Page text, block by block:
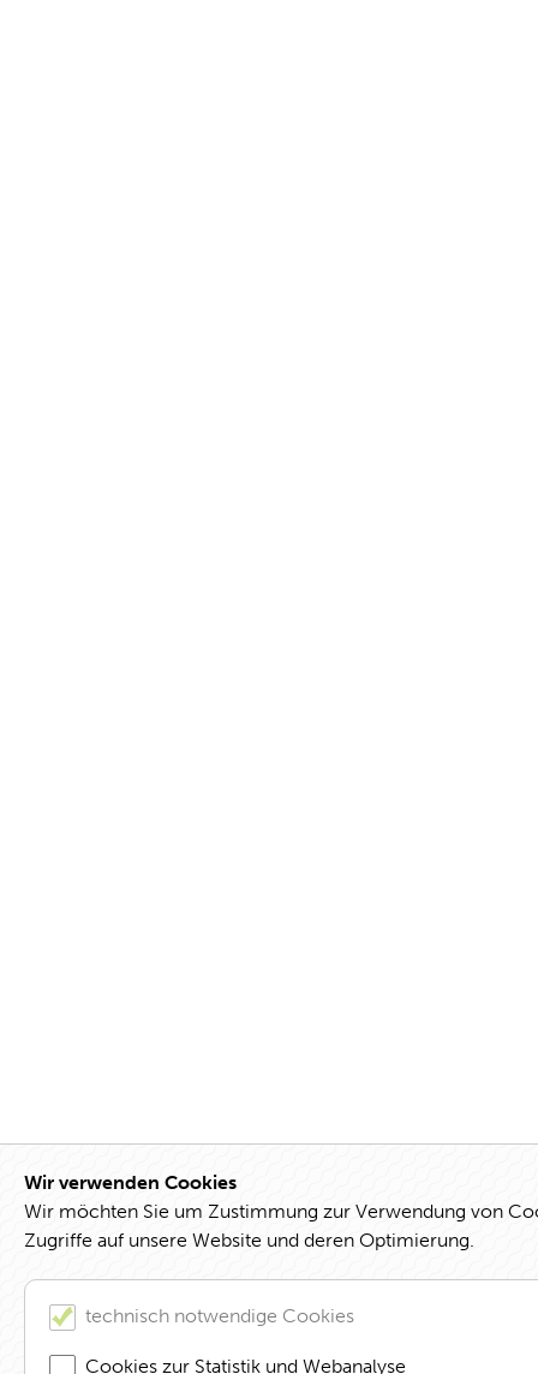
Wir verwenden Cookies
Wir möchten Sie um Zustimmung zur Verwendung von
Zugriffe auf unsere Website und deren Optimierung.
technisch notwendige Cookies
Cookies zur Statistik und Webanalyse